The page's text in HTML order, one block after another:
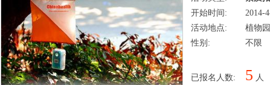
开始时间:
2014-
活动地点:
植物园
性别:
不限
已报名人数: 5 人